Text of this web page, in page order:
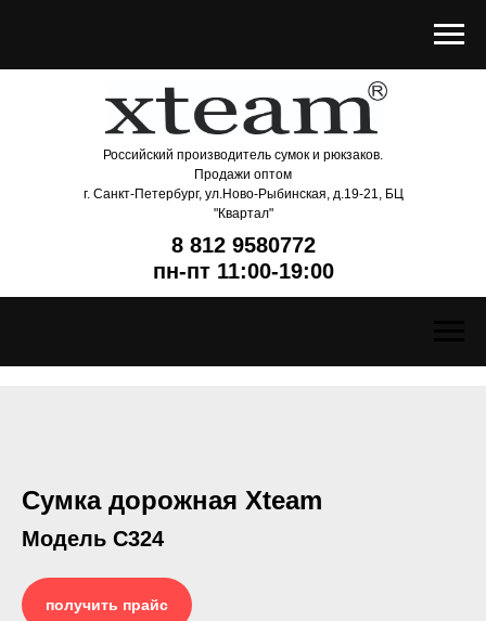
Российский производитель сумок и рюкзаков.
Продажи оптом
г. Санкт-Петербург, ул.Ново-Рыбинская, д.19-21, БЦ
"Квартал"
8 812 9580772
пн-пт 11:00-19:00
Сумка дорожная Xteam
Модель С324
получить прайс